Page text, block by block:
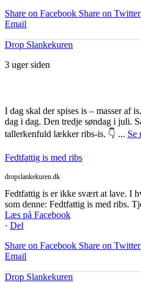
Share on Facebook Share on Twitter
Email
Drop Slankekuren
3 uger siden
I dag skal der spises is – masser af
dag i dag. Den tredje søndag i juli.
tallerkenfuld lækker ribs-is. 👇 ... Se
Fedtfattig is med ribs
dropslankekuren.dk
Fedtfattig is er ikke svært at lave. I
som denne: Fedtfattig is med ribs.
Læs på Facebook
· Del
Share on Facebook Share on Twitter
Email
Drop Slankekuren